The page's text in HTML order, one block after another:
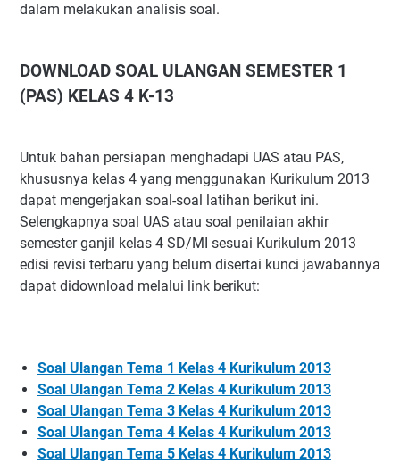
dalam melakukan analisis soal.
DOWNLOAD SOAL ULANGAN SEMESTER 1
(PAS) KELAS 4 K-13
Untuk bahan persiapan menghadapi UAS atau PAS,
khususnya kelas 4 yang menggunakan Kurikulum 2013
dapat mengerjakan soal-soal latihan berikut ini.
Selengkapnya soal UAS atau soal penilaian akhir
semester ganjil kelas 4 SD/MI sesuai Kurikulum 2013
edisi revisi terbaru yang belum disertai kunci jawabannya
dapat didownload melalui link berikut:
Soal Ulangan Tema 1 Kelas 4 Kurikulum 2013
Soal Ulangan Tema 2 Kelas 4 Kurikulum 2013
Soal Ulangan Tema 3 Kelas 4 Kurikulum 2013
Soal Ulangan Tema 4 Kelas 4 Kurikulum 2013
Soal Ulangan Tema 5 Kelas 4 Kurikulum 2013